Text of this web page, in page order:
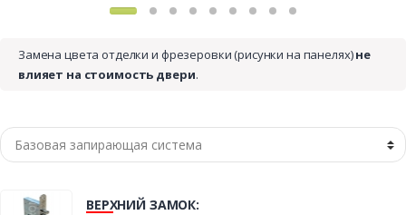
Замена цвета отделки и фрезеровки (рисунки на панелях)не
влияет на стоимость двери.
ВЕРХНИЙ ЗАМОК: